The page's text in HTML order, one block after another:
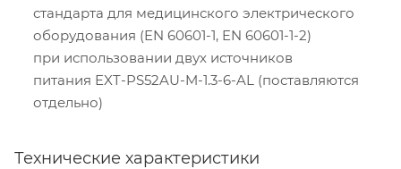
стандарта для медицинского электрического
оборудования (EN 60601-1, EN 60601-1-2)
при использовании двух источников
питания EXT-PS52AU-M-1.3-6-AL (поставляются
отдельно)
Технические характеристики